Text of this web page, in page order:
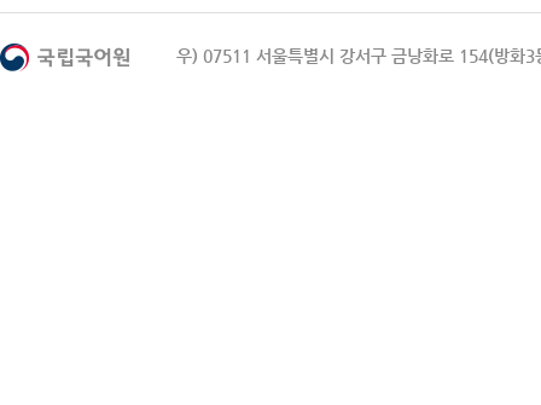
우) 07511 서울특별시 강서구 금낭화로 154(방화3